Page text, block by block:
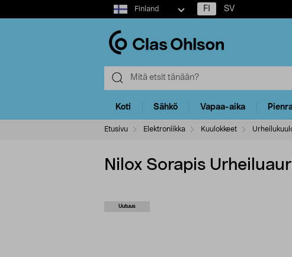
Select
market
Finland FI SV
Koti Sähkö Vapaa-aika
Etusivu Elektroniikka Kuulokkeet
Nilox Sorapis
Uutuus